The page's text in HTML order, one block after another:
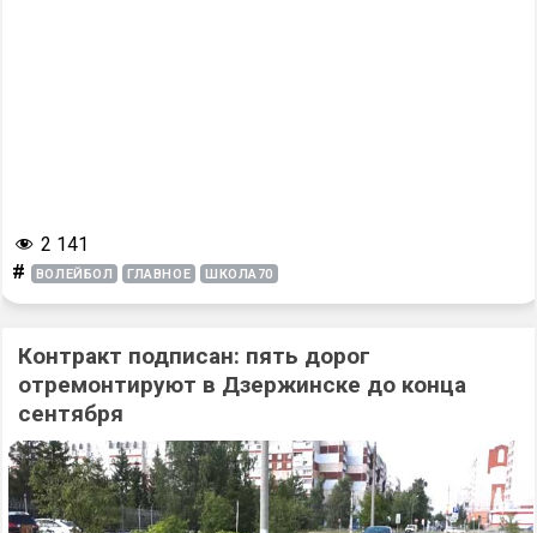
2 141
# ВОЛЕЙБОЛ ГЛАВНОЕ ШКОЛА70
Контракт подписан: пять дорог
отремонтируют в Дзержинске до конца
сентября